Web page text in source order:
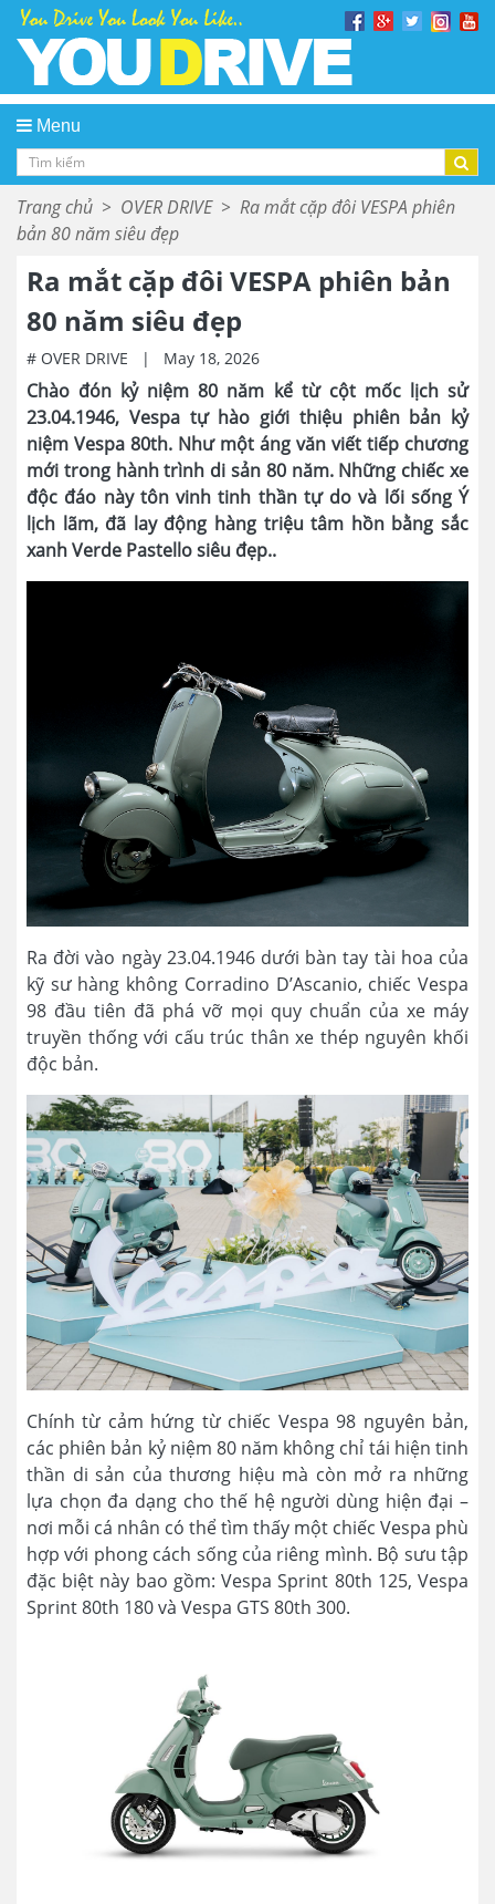
Menu
Trang chủ > OVER DRIVE > Ra mắt cặp đôi VESPA phiên
bản 80 năm siêu đẹp
Ra mắt cặp đôi VESPA phiên bản
80 năm siêu đẹp
# OVER DRIVE | May 18, 2026
Chào đón kỷ niệm 80 năm kể từ cột mốc lịch sử
23.04.1946, Vespa tự hào giới thiệu phiên bản kỷ
niệm Vespa 80th. Như một áng văn viết tiếp chương
mới trong hành trình di sản 80 năm. Những chiếc xe
độc đáo này tôn vinh tinh thần tự do và lối sống Ý
lịch lãm, đã lay động hàng triệu tâm hồn bằng sắc
xanh Verde Pastello siêu đẹp..
Ra đời vào ngày 23.04.1946 dưới bàn tay tài hoa của
kỹ sư hàng không Corradino D’Ascanio, chiếc Vespa
98 đầu tiên đã phá vỡ mọi quy chuẩn của xe máy
truyền thống với cấu trúc thân xe thép nguyên khối
độc bản.
Chính từ cảm hứng từ chiếc Vespa 98 nguyên bản,
các phiên bản kỷ niệm 80 năm không chỉ tái hiện tinh
thần di sản của thương hiệu mà còn mở ra những
lựa chọn đa dạng cho thế hệ người dùng hiện đại –
nơi mỗi cá nhân có thể tìm thấy một chiếc Vespa phù
hợp với phong cách sống của riêng mình. Bộ sưu tập
đặc biệt này bao gồm: Vespa Sprint 80th 125, Vespa
Sprint 80th 180 và Vespa GTS 80th 300.